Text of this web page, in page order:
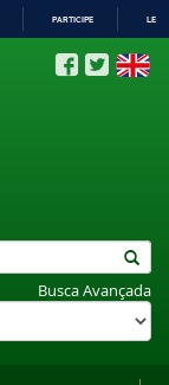
PARTICIPE
Busca Avançada